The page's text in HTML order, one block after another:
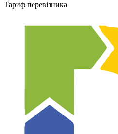
Тариф перевізника